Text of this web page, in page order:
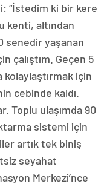
“İstedim ki bir kere
kenti, altından
senedir yaşanan
çalıştım. Geçen 5
kolaylaştırmak için
cebinde kaldı.
Toplu ulaşımda 90
sistemi için
artık tek biniş
seyahat
Merkezi’nce